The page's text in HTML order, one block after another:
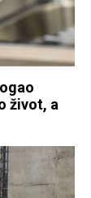
život, a